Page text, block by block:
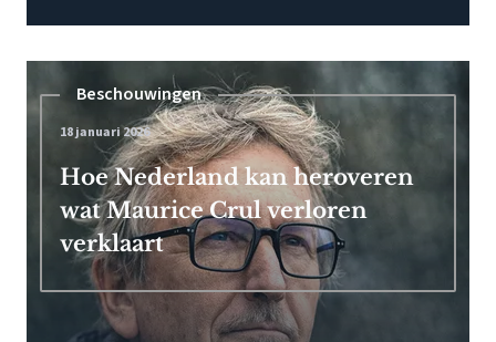
Beschouwingen
18 januari 2026
Hoe Nederland kan heroveren
wat Maurice Crul verloren
verklaart